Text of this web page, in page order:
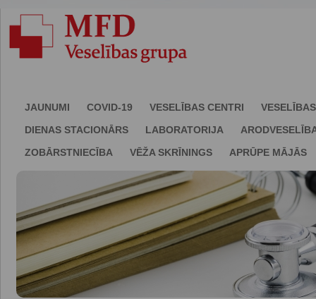
JAUNUMI COVID-19 VESELĪBAS CENTRI
DIENAS STACIONĀRS
LABORATORIJA
ZOBĀRSTNIECĪBA
VĒŽA SKRĪNINGS APRŪPE MĀJĀS